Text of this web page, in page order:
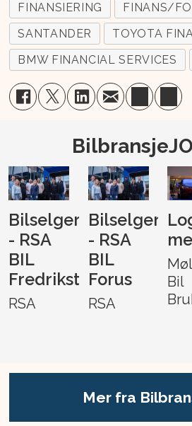
FINANSIERING
FINANS/
SANTANDER
TOYOTA
BMW FINANCIAL SERVICES
Bilselger
- RSA
BIL
Fredrikstad
RSA
Bilselger
- RSA
BIL
Forus
RSA
Bil
Mer fra